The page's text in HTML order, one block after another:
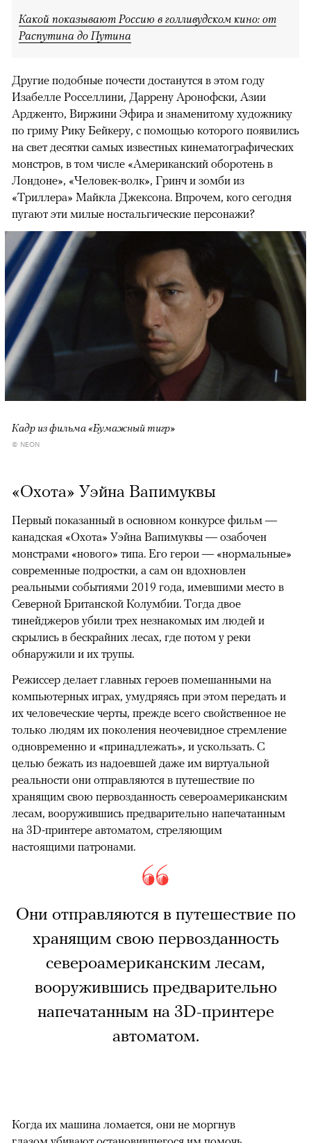
Какой показывают Россию в голливудском кино: от
Распутина до Путина
Другие подобные почести достанутся в этом году
Изабелле Росселлини, Даррену Аронофски, Азии
Ардженто, Виржини Эфира и знаменитому художнику
по гриму Рику Бейкеру, с помощью которого появились
на свет десятки самых известных кинематографических
монстров, в том числе «Американский оборотень в
Лондоне», «Человек-волк», Гринч и зомби из
«Триллера» Майкла Джексона. Впрочем, кого сегодня
пугают эти милые ностальгические персонажи?
Кадр из фильма «Бумажный тигр»
© NEON
«Охота» Уэйна Вапимуквы
Первый показанный в основном конкурсе фильм —
канадская «Охота» Уэйна Вапимуквы — озабочен
монстрами «нового» типа. Его герои — «нормальные»
современные подростки, а сам он вдохновлен
реальными событиями 2019 года, имевшими место в
Северной Британской Колумбии. Тогда двое
тинейджеров убили трех незнакомых им людей и
скрылись в бескрайних лесах, где потом у реки
обнаружили и их трупы.
Режиссер делает главных героев помешанными на
компьютерных играх, умудряясь при этом передать и
их человеческие черты, прежде всего свойственное не
только людям их поколения неочевидное стремление
одновременно и «принадлежать», и ускользать. С
целью бежать из надоевшей даже им виртуальной
реальности они отправляются в путешествие по
хранящим свою первозданность североамериканским
лесам, вооружившись предварительно напечатанным
на 3D-принтере автоматом, стреляющим
настоящими патронами.
Они отправляются в путешествие по
хранящим свою первозданность
североамериканским лесам,
вооружившись предварительно
напечатанным на 3D-принтере
автоматом.
Когда их машина ломается, они не моргнув